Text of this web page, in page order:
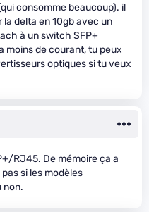
consomme beaucoup). il
la delta en 10gb avec un
à un switch SFP+
moins de courant, tu peux
optiques si tu veux
RJ45. De mémoire ça a
si les modèles
non.